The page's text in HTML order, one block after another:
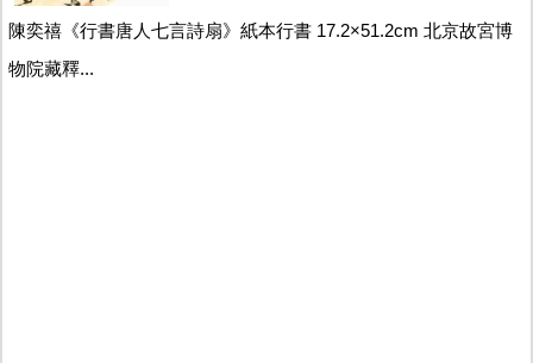
陳奕禧《行書唐人七言詩扇》紙本行書 17.2×51.2cm 北京故宮博
物院藏釋...